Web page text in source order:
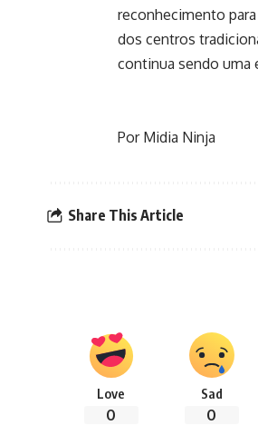
reconhecimento
dos centros
continua sendo uma
Por Midia Ninja
Share This Article
Love
0
Sad
0